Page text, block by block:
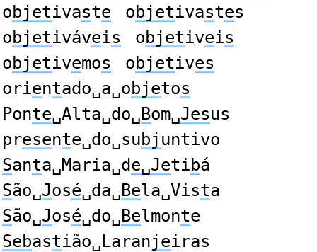
objetivaste objetivastes
objetiváveis objetiveis
objetivemos objetives
orientado␣a␣objetos
Ponte␣Alta␣do␣Bom␣Jesus
presente␣do␣subj untivo
Santa␣Maria␣de␣Jetibá
São␣José␣da␣Bela␣Vista
São␣José␣do␣Belmonte
Sebastião␣Laranjeiras